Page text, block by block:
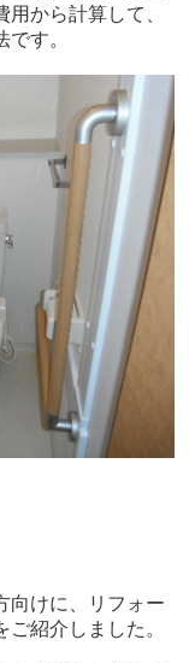
から計算して、
す。
向けに、リフォー
紹介しました。